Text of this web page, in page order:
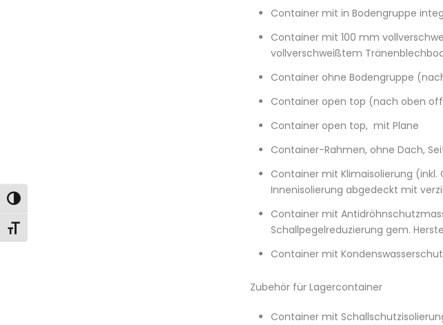
Toggle High Contrast
Toggle Font size
Container mit in Bodengruppe
Container mit 100 mm
vollverschweißtem
Container ohne Bodengruppe
Container open top (nach oben
Container open top, mit Plane
Container-Rahmen, ohne Dach,
Container mit Klimaisolierung
Innenisolierung abgedeckt mit
Container mit
Schallpegelreduzierung gem.
Container mit
Zubehör für Lagercontainer
Container mit